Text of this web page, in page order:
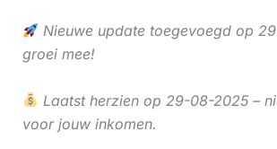
Nieuwe update toegevoegd op
groei mee!
Laatst herzien op 29-08-2025 –
voor jouw inkomen.